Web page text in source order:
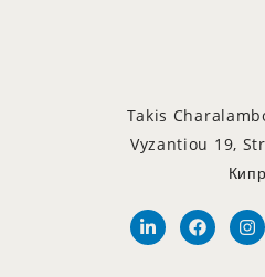
Takis
Vyzantiou 19,
Кипр